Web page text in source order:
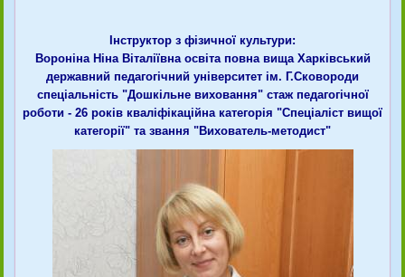
Інструктор з фізичної культури:
Вороніна Ніна Віталіївна освіта повна вища Харківський
державний педагогічний університет ім. Г.Сковороди
спеціальність "Дошкільне виховання" стаж педагогічної
роботи - 26 років кваліфікаційна категорія "Спеціаліст вищої
категорії" та звання "Вихователь-методист"